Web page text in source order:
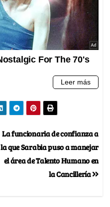
La funcionaria de confianza a
la que Sarabia puso a manejar
el área de Talento Humano en
la Cancillería